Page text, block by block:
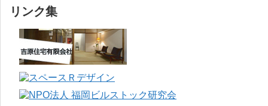
リンク集